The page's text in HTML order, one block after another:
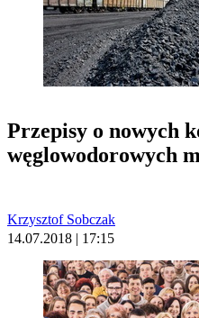
Przepisy o nowych
węglowodorowych
Krzysztof Sobczak
14.07.2018 | 17:15